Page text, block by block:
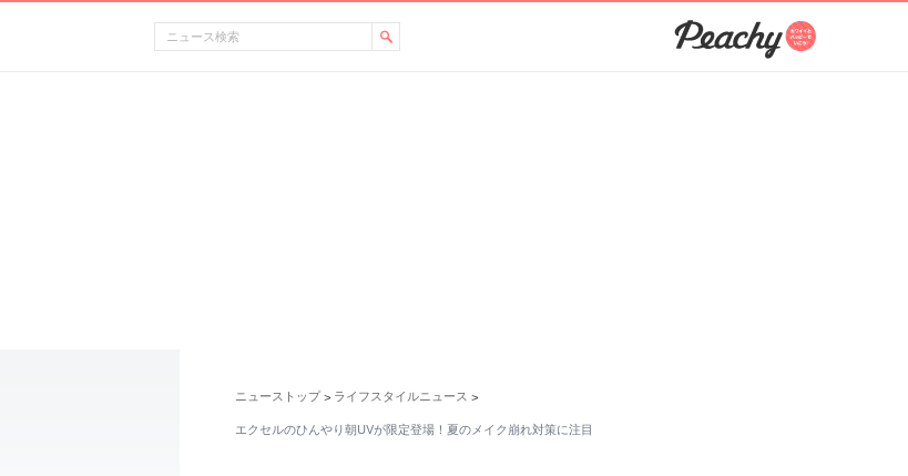
ニューストップ > ライフスタイルニュース >
エクセルのひんやり朝UVが限定登場！夏のメイク崩れ対策に注目